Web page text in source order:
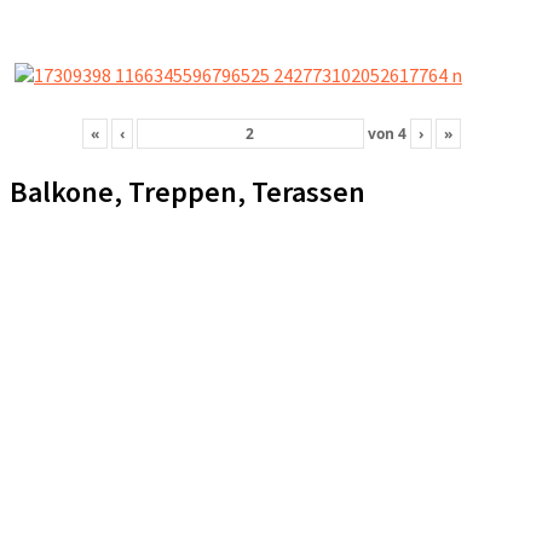
« ‹ von 4 › »
Balkone, Treppen, Terassen